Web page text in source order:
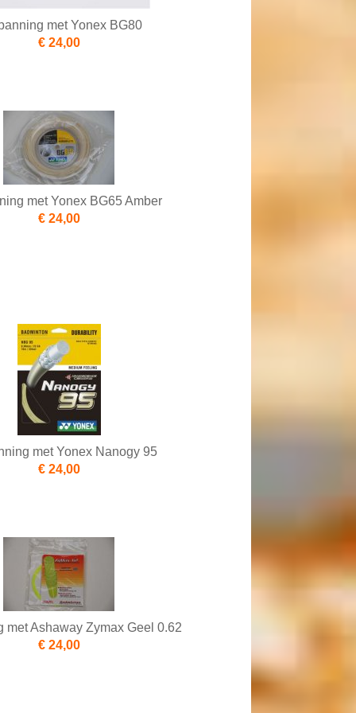
met Yonex BG80
€ 24,00
met Yonex BG65 Amber
€ 24,00
met Yonex Nanogy 95
€ 24,00
met Ashaway Zymax Geel 0.62
€ 24,00